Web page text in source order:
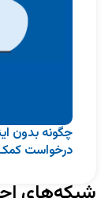
چگونه بدون
درخواست